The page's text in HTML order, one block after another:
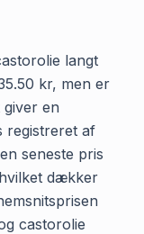
langt
kr, men er
en
registreret af
seneste pris
dækker
castorolie